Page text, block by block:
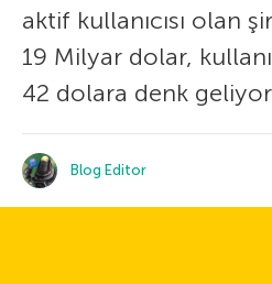
aktif kullanıcısı olan
19 Milyar dolar,
42 dolara denk
Blog Editor